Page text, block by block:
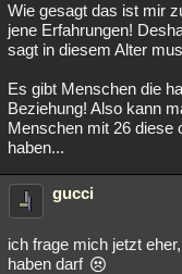
Wie gesagt das ist mir
jene Erfahrungen!
sagt in diesem Alter
Es gibt Menschen die
Beziehung! Also kann
Menschen mit 26 diese
haben...
gucci
ich frage mich jetzt
haben darf